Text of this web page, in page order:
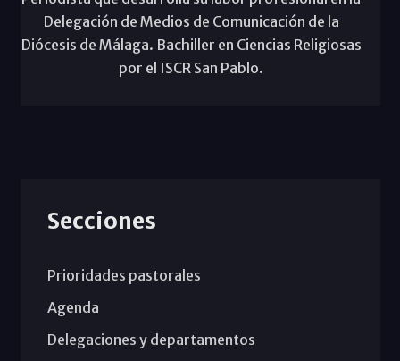
Delegación de Medios de Comunicación de la
Diócesis de Málaga. Bachiller en Ciencias Religiosas
por el ISCR San Pablo.
Secciones
Prioridades pastorales
Agenda
Delegaciones y departamentos